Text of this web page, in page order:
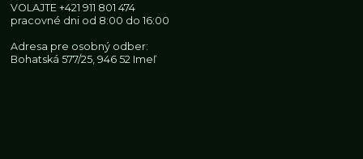
VOLAJTE+421 911 801 474
pracovné dni od 8:00 do 16:00
Adresa pre osobný odber:
Bohatská 577/25, 946 52 Imeľ